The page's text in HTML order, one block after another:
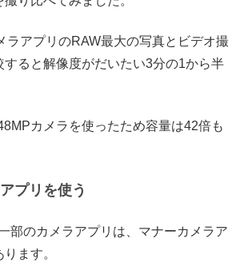
ラアプリのRAW最大の写真とビデオ撮
すると解像度がだいたい3分の1から半
カメラを使ったため容量は42倍も
プリを使う
部のカメラアプリは、マナーカメラア
ます。